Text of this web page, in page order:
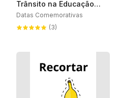
Trânsito na Educação
Infantil
Datas Comemorativas
(3)